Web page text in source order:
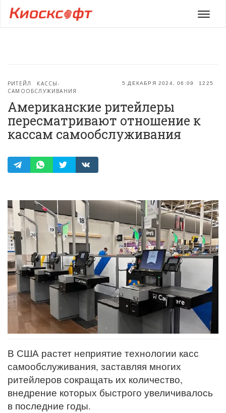
Меню
5 ДЕКАБРЯ 2024, 06:09 1225
РИТЕЙЛ
КАССЫ-
САМООБСЛУЖИВАНИЯ
Американские ритейлеры
пересматривают отношение к
кассам самообслуживания
В США растет неприятие технологии касс
самообслуживания, заставляя многих
ритейлеров сокращать их количество,
внедрение которых быстрого увеличивалось
в последние годы.